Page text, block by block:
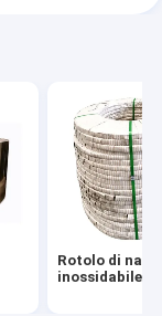
Rotolo di
inossidabile